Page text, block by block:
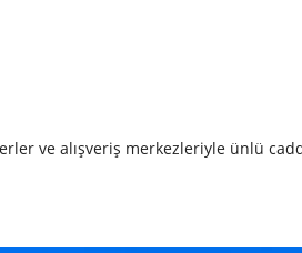
ve alışveriş merkezleriyle ünlü